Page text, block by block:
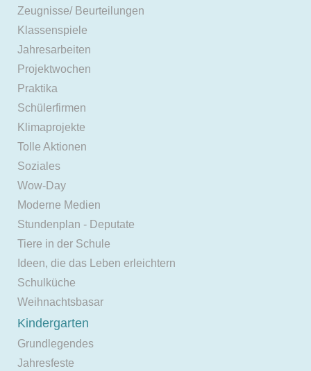
Zeugnisse/ Beurteilungen
Klassenspiele
Jahresarbeiten
Projektwochen
Praktika
Schülerfirmen
Klimaprojekte
Tolle Aktionen
Soziales
Wow-Day
Moderne Medien
Stundenplan - Deputate
Tiere in der Schule
Ideen, die das Leben erleichtern
Schulküche
Weihnachtsbasar
Kindergarten
Grundlegendes
Jahresfeste